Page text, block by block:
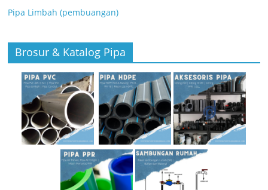
Pipa Limbah (pembuangan)
Brosur & Katalog Pipa